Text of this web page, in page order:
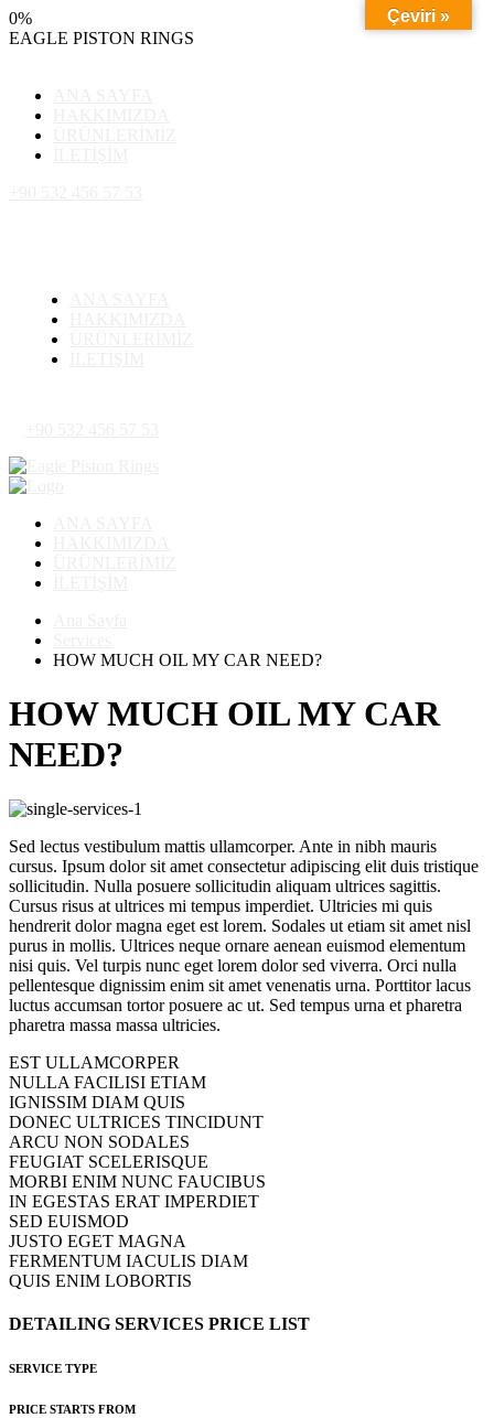
0%
EAGLE PISTON RINGS
HOW MUCH OIL MY CAR NEED?
HOW MUCH OIL MY CAR
NEED?
Sed lectus vestibulum mattis ullamcorper. Ante in nibh mauris
cursus. Ipsum dolor sit amet consectetur adipiscing elit duis tristique
sollicitudin. Nulla posuere sollicitudin aliquam ultrices sagittis.
Cursus risus at ultrices mi tempus imperdiet. Ultricies mi quis
hendrerit dolor magna eget est lorem. Sodales ut etiam sit amet nisl
purus in mollis. Ultrices neque ornare aenean euismod elementum
nisi quis. Vel turpis nunc eget lorem dolor sed viverra. Orci nulla
pellentesque dignissim enim sit amet venenatis urna. Porttitor lacus
luctus accumsan tortor posuere ac ut. Sed tempus urna et pharetra
pharetra massa massa ultricies.
EST ULLAMCORPER
NULLA FACILISI ETIAM
IGNISSIM DIAM QUIS
DONEC ULTRICES TINCIDUNT
ARCU NON SODALES
FEUGIAT SCELERISQUE
MORBI ENIM NUNC FAUCIBUS
IN EGESTAS ERAT IMPERDIET
SED EUISMOD
JUSTO EGET MAGNA
FERMENTUM IACULIS DIAM
QUIS ENIM LOBORTIS
DETAILING SERVICES PRICE LIST
SERVICE TYPE
PRICE STARTS FROM
Çeviri »